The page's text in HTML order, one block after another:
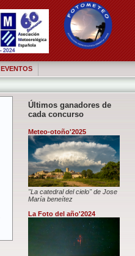
EVENTOS
Últimos ganadores de
cada concurso
Meteo-otoño'2025
"La catedral del cielo" de Jose
María beneítez
La Foto del año'2024